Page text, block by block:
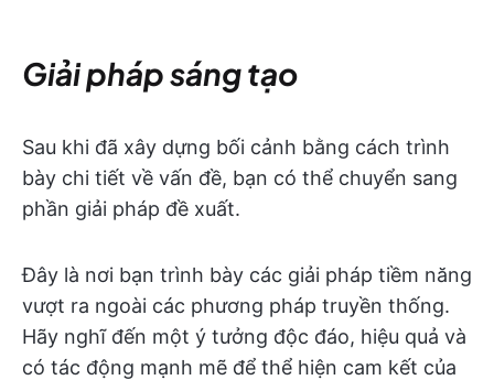
Giải pháp sáng tạo
Sau khi đã xây dựng bối cảnh bằng cách trình
bày chi tiết về vấn đề, bạn có thể chuyển sang
phần giải pháp đề xuất.
Đây là nơi bạn trình bày các giải pháp tiềm năng
vượt ra ngoài các phương pháp truyền thống.
Hãy nghĩ đến một ý tưởng độc đáo, hiệu quả và
có tác động mạnh mẽ để thể hiện cam kết của